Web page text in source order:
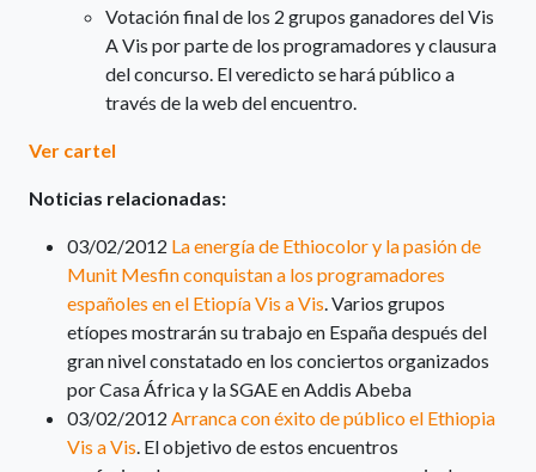
Votación final de los 2 grupos ganadores del Vis
A Vis por parte de los programadores y clausura
del concurso. El veredicto se hará público a
través de la web del encuentro.
Ver cartel
Noticias relacionadas:
03/02/2012 La energía de Ethiocolor y la pasión de
Munit Mesfin conquistan a los programadores
españoles en el Etiopía Vis a Vis. Varios grupos
etíopes mostrarán su trabajo en España después del
gran nivel constatado en los conciertos organizados
por Casa África y la SGAE en Addis Abeba
03/02/2012 Arranca con éxito de público el Ethiopia
Vis a Vis. El objetivo de estos encuentros